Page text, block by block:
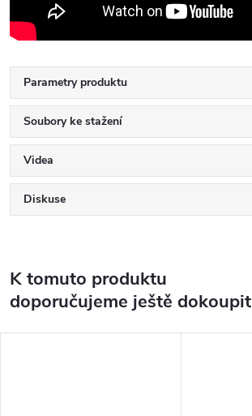
Parametry produktu
Soubory ke stažení
Videa
Diskuse
K tomuto produktu
doporučujeme ještě dokoupit